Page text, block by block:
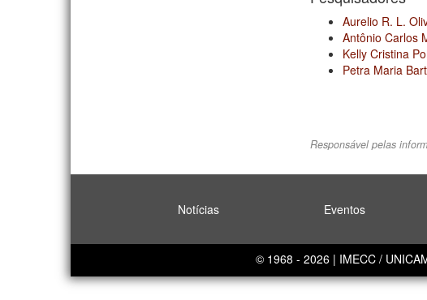
Aurelio R. L.
Antônio Carlos
Kelly Cristina
Petra Maria
Responsável pelas
Notícias Eventos
© 1968 - 2026 | IMECC /